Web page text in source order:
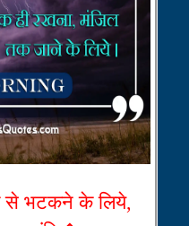
से भटकने के लिये,